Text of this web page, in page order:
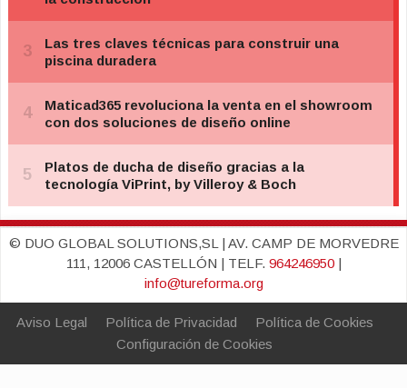
© DUO GLOBAL SOLUTIONS,SL | AV. CAMP DE MORVEDRE
111, 12006 CASTELLÓN | TELF. 964246950|
info@tureforma.org
Aviso Legal Política de Privacidad
Política de Cookies
Configuración de Cookies